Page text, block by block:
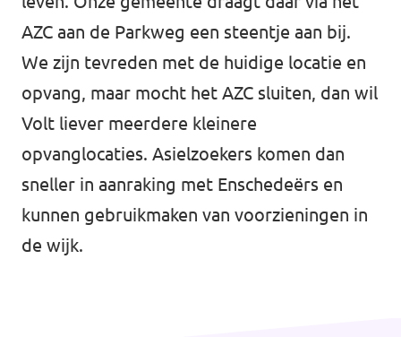
AZC aan de Parkweg een steentje aan bij.
We zijn tevreden met de huidige locatie en
opvang, maar mocht het AZC sluiten, dan wil
Volt liever meerdere kleinere
opvanglocaties. Asielzoekers komen dan
sneller in aanraking met Enschedeërs en
kunnen gebruikmaken van voorzieningen in
de wijk.